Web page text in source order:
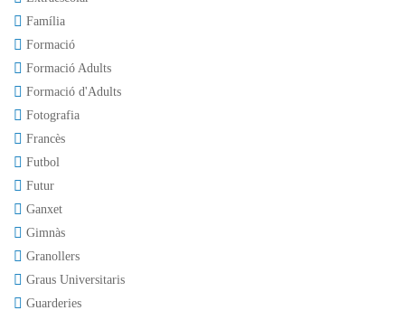
Família
Formació
Formació Adults
Formació d'Adults
Fotografia
Francès
Futbol
Futur
Ganxet
Gimnàs
Granollers
Graus Universitaris
Guarderies